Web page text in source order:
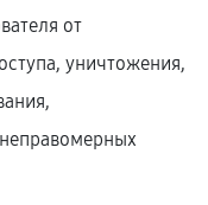
от
уничтожения,